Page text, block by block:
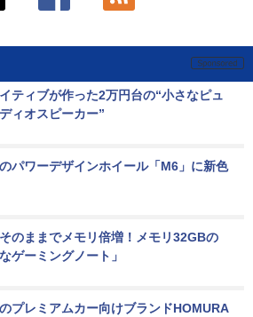
ティブが作った2万円台の“小さなピュ
ィオスピーカー”
パワーデザインホイール「M6」に新色
のままでメモリ倍増！メモリ32GBの
なゲーミングノート」
プレミアムカー向けブランドHOMURA